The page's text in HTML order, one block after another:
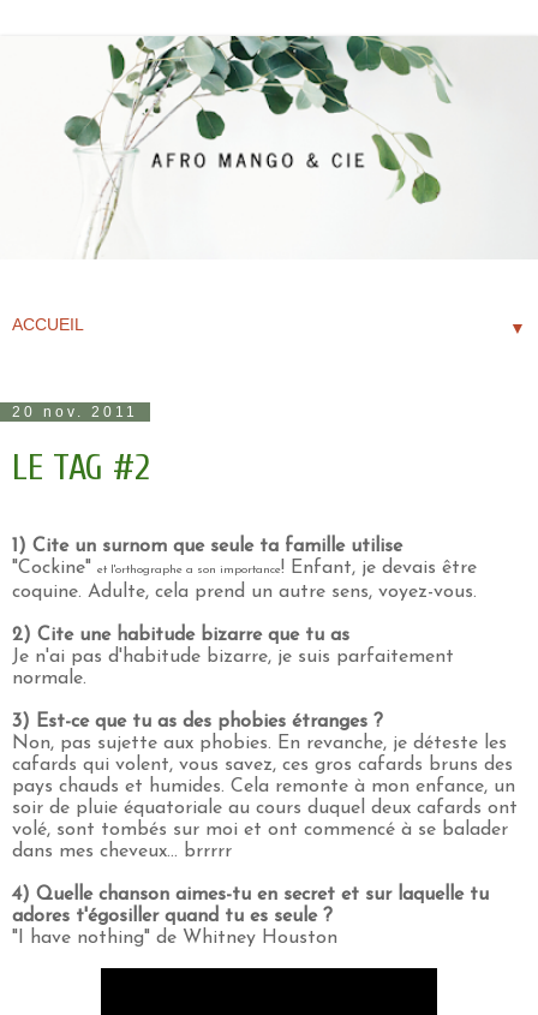
▼
20 nov. 2011
LE TAG #2
1) Cite un surnom que seule ta famille utilise
"Cockine" et l'orthographe a son importance! Enfant, je devais être
coquine. Adulte, cela prend un autre sens, voyez-vous.
2) Cite une habitude bizarre que tu as
Je n'ai pas d'habitude bizarre, je suis parfaitement
normale.
3) Est-ce que tu as des phobies étranges ?
Non, pas sujette aux phobies. En revanche, je déteste les
cafards qui volent, vous savez, ces gros cafards bruns des
pays chauds et humides. Cela remonte à mon enfance, un
soir de pluie équatoriale au cours duquel deux cafards ont
volé, sont tombés sur moi et ont commencé à se balader
dans mes cheveux... brrrrr
4) Quelle chanson aimes-tu en secret et sur laquelle tu
adores t'égosiller quand tu es seule ?
"I have nothing" de Whitney Houston